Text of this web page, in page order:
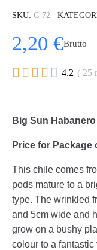
SKU C-72
2,20 €Brutto
     4.2 ( 25
Big Sun
Price for Package
This chile comes
pods mature to a
type. The wrinkled
and 5cm wide and
grow on a bushy
colour to a